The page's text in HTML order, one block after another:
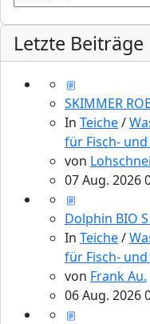
Letzte Beiträge
SKIMMER
In Teiche/
für Fisch-
von
07 Aug. 2026
Dolphin BIO
In Teiche/
für Fisch-
von Frank Au.
06 Aug. 2026